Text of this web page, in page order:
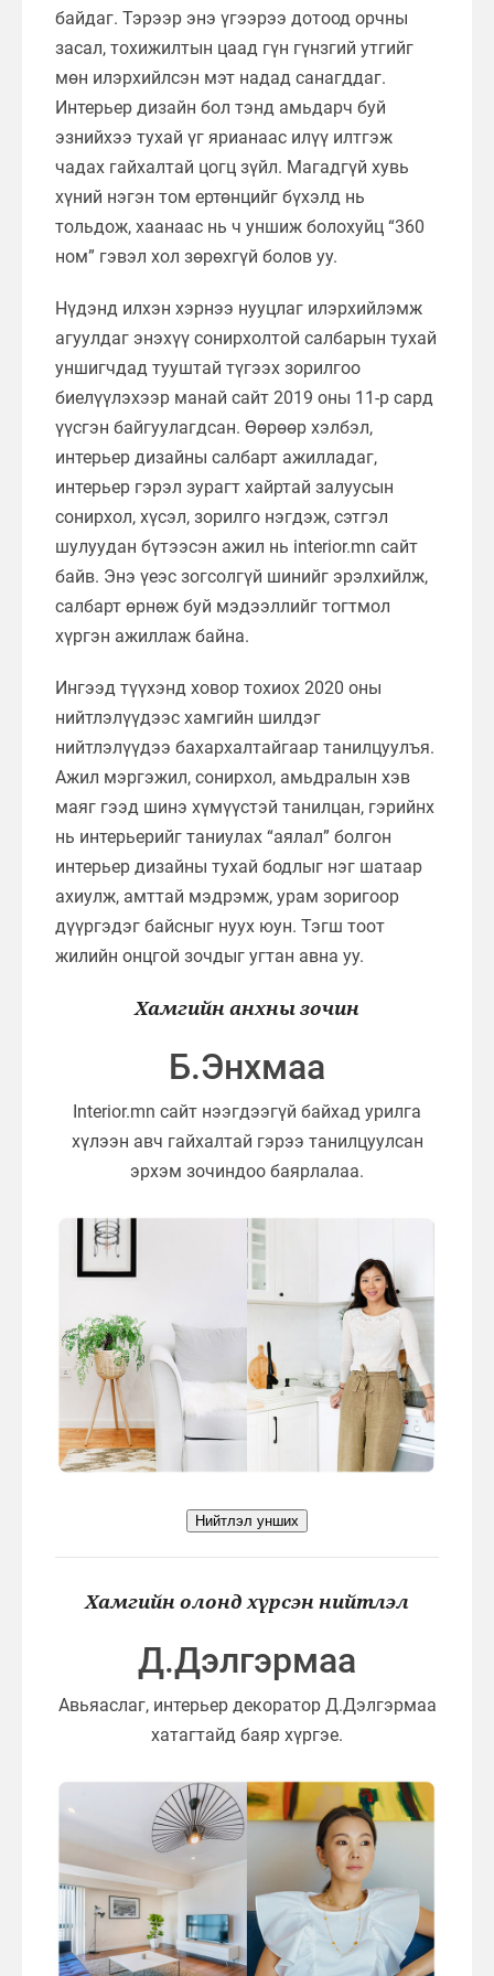
байдаг. Тэрээр энэ үгээрээ дотоод орчны
засал, тохижилтын цаад гүн гүнзгий утгийг
мөн илэрхийлсэн мэт надад санагддаг.
Интерьер дизайн бол тэнд амьдарч буй
эзнийхээ тухай үг ярианаас илүү илтгэж
чадах гайхалтай цогц зүйл. Магадгүй хувь
хүний нэгэн том ертөнцийг бүхэлд нь
тольдож, хаанаас нь ч уншиж болохуйц “360
ном” гэвэл хол зөрөхгүй болов уу.
Нүдэнд илхэн хэрнээ нууцлаг илэрхийлэмж
агуулдаг энэхүү сонирхолтой салбарын тухай
уншигчдад тууштай түгээх зорилгоо
биелүүлэхээр манай сайт 2019 оны 11-р сард
үүсгэн байгуулагдсан. Өөрөөр хэлбэл,
интерьер дизайны салбарт ажилладаг,
интерьер гэрэл зурагт хайртай залуусын
сонирхол, хүсэл, зорилго нэгдэж, сэтгэл
шулуудан бүтээсэн ажил нь interior.mn сайт
байв. Энэ үеэс зогсолгүй шинийг эрэлхийлж,
салбарт өрнөж буй мэдээллийг тогтмол
хүргэн ажиллаж байна.
Ингээд түүхэнд ховор тохиох 2020 оны
нийтлэлүүдээс хамгийн шилдэг
нийтлэлүүдээ бахархалтайгаар танилцуулъя.
Ажил мэргэжил, сонирхол, амьдралын хэв
маяг гээд шинэ хүмүүстэй танилцан, гэрийнх
нь интерьерийг таниулах “аялал” болгон
интерьер дизайны тухай бодлыг нэг шатаар
ахиулж, амттай мэдрэмж, урам зоригоор
дүүргэдэг байсныг нуух юун. Тэгш тоот
жилийн онцгой зочдыг угтан авна уу.
Хамгийн анхны зочин
Б.Энхмаа
Interior.mn сайт нээгдээгүй байхад урилга
хүлээн авч гайхалтай гэрээ танилцуулсан
эрхэм зочиндоо баярлалаа.
Нийтлэл унших
Хамгийн олонд хүрсэн нийтлэл
Д.Дэлгэрмаа
Авьяаслаг, интерьер декоратор Д.Дэлгэрмаа
хатагтайд баяр хүргэе.